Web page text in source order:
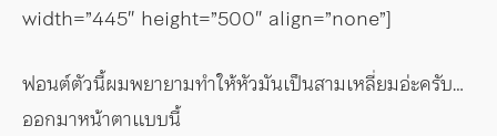
width=”445″ height=”500″ align=”none”]
ฟอนต์ตัวนี้ผมพยายามทำให้หัวมันเป็นสามเหลี่ยมอ่ะครับ…
ออกมาหน้าตาแบบนี้